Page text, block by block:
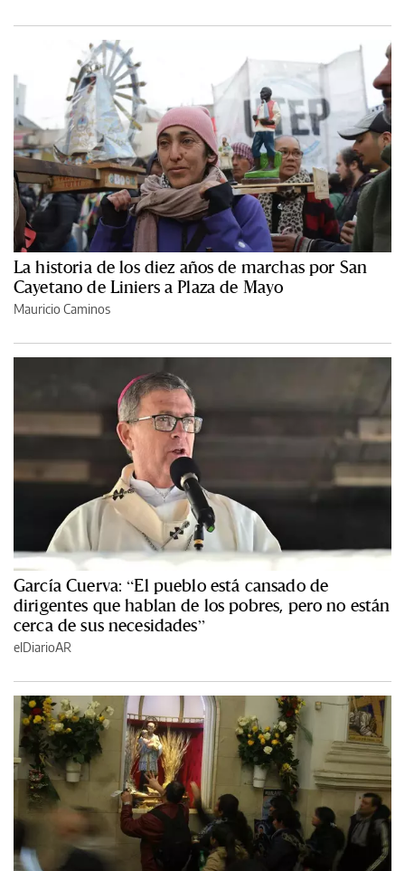
La historia de los diez años de marchas por San
Cayetano de Liniers a Plaza de Mayo
Mauricio Caminos
García Cuerva: “El pueblo está cansado de
dirigentes que hablan de los pobres, pero no están
cerca de sus necesidades”
elDiarioAR